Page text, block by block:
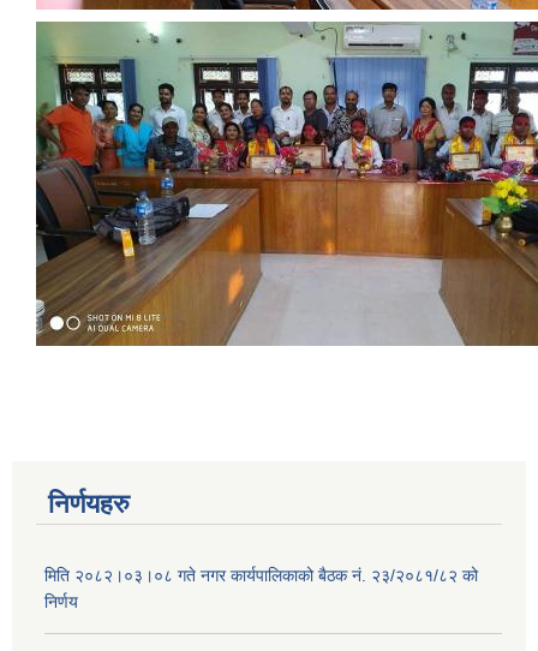
निर्णयहरु
मिति २०८२।०३।०८ गते नगर कार्यपालिकाको बैठक नं. २३/२०८१/८२ को
निर्णय